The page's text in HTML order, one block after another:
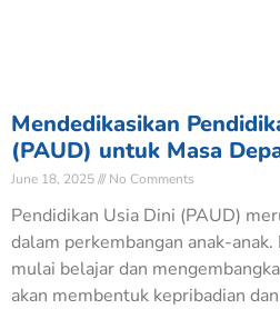
Mendedikasikan
(PAUD) untuk Masa
June 18, 2025 No Comments
Pendidikan Usia Dini (PAUD)
dalam perkembangan anak-anak.
mulai belajar dan
akan membentuk kepribadian dan